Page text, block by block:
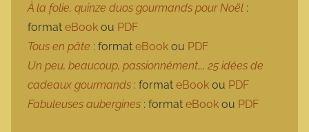
À la folie, quinze duos gourmands pour Noël :
format eBook ou PDF
Tous en pâte : format eBook ou PDF
Un peu, beaucoup, passionnément…, 25 idées de
cadeaux gourmands : format eBook ou PDF
Fabuleuses aubergines : format eBook ou PDF